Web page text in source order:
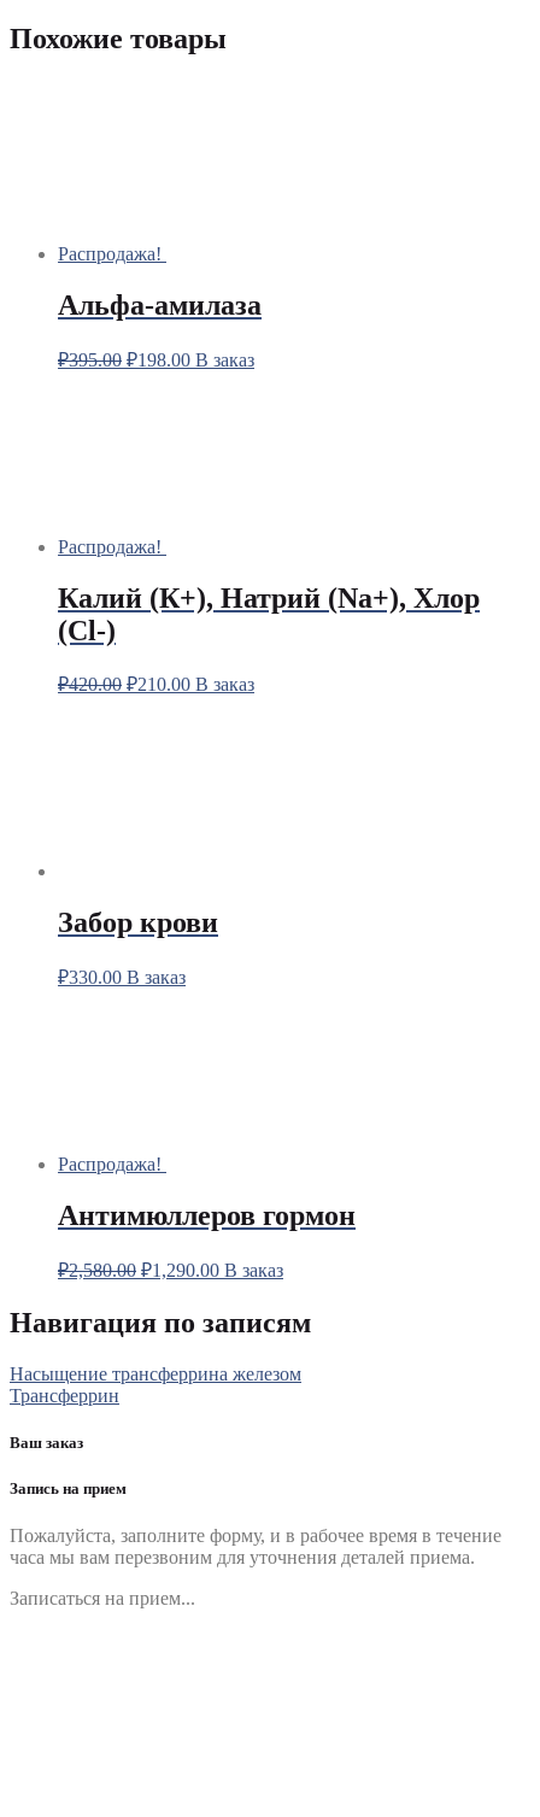
Похожие товары
Распродажа!
Альфа-амилаза
₽395.00 ₽198.00 В заказ
Распродажа!
Калий (К+), Натрий (Na+), Хлор
(Сl-)
₽420.00 ₽210.00 В заказ
Забор крови
₽330.00 В заказ
Распродажа!
Антимюллеров гормон
₽2,580.00 ₽1,290.00 В заказ
Навигация по записям
Насыщение трансферрина железом
Трансферрин
Ваш заказ
Запись на прием
Пожалуйста, заполните форму, и в рабочее время в течение
часа мы вам перезвоним для уточнения деталей приема.
Записаться на прием...